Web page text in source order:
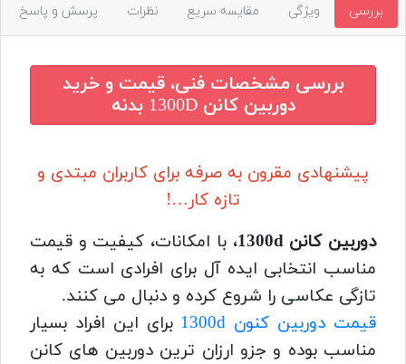
بررسی ویژگی مقایسه سریع نظرات پرسش و پاسخ
بررسی مشخصات فنی، قیمت و خرید
دوربین کانن 1300D بدنه
پیشنهادی مقرون به صرفه برای کاربران مبتدی و
تازه کار…!
دوربین کانن 1300d
، با امکانات، کیفیت و قیمت
مناسب انتخابی ایده آل برای افرادی است که به
تازگی عکاسی را شروع کرده و دنبال می کنند.
قیمت دوربین کنون 1300d
برای این افراد بسیار
مناسب بوده و جزو ارزان ترین دوربین های کانن